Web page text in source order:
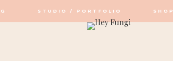
STUDIO / PORTFOLIO SHOP